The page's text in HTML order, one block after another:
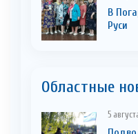
В
Руси
Областные
5